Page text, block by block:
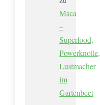
Maca
–
Superfood,
Powerknolle,
Lustmacher
im
Gartenbeet